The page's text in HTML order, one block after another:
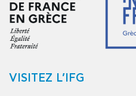
VISITEZ L’IFG